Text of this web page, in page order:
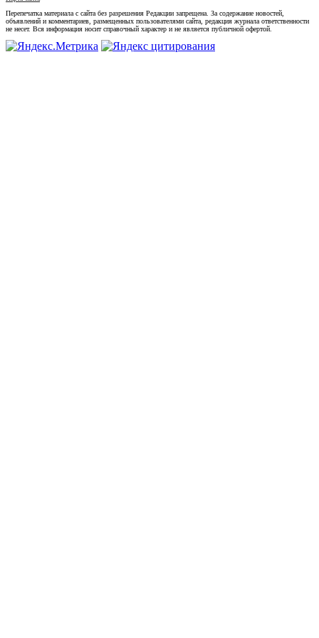
Перепечатка материала с сайта без разрешения Редакции запрещена. За содержание новостей,
объявлений и комментариев, размещенных пользователями сайта, редакция журнала ответственности
не несет. Вся информация носит справочный характер и не является публичной офертой.